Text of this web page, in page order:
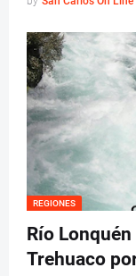
REGIONES
Río
Trehuaco